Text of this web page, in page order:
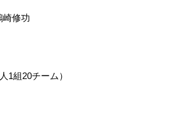
崎修功
1組20チーム）